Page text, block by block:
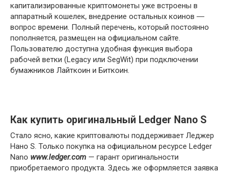
капитализированные криптомонеты уже встроены в
аппаратный кошелек, внедрение остальных коинов ―
вопрос времени. Полный перечень, который постоянно
пополняется, размещен на официальном сайте.
Пользователю доступна удобная функция выбора
рабочей ветки (Legacy или SegWit) при подключении
бумажников Лайткоин и Биткоин.
Как купить оригинальный Ledger Nano S
Стало ясно, какие криптовалюты поддерживает Леджер
Нано S. Только покупка на официальном ресурсе Ledger
Nano www.ledger.com — гарант оригинальности
приобретаемого продукта. Здесь же оформляется заявка